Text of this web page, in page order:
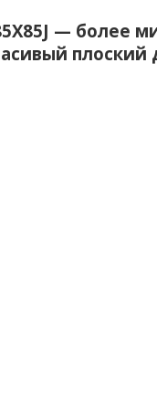
— более
плоский